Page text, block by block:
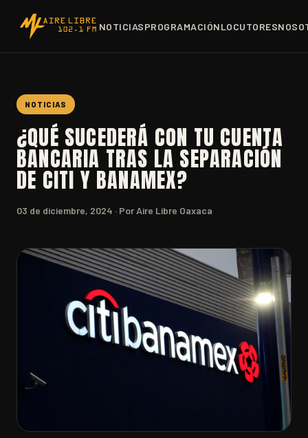
NOTICIASPROGRAMACIÓNLOCUTORES
NOTICIAS
¿QUÉ SUCEDERÁ CON TU CUENTA
BANCARIA TRAS LA SEPARACIÓN
DE CITI Y BANAMEX?
03 de diciembre, 2024 · Por Aire Libre Oaxaca